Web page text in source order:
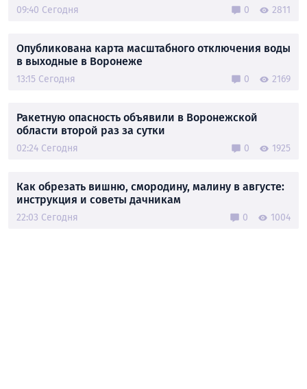
09:40 Сегодня 0 2811
Опубликована карта масштабного отключения воды
в выходные в Воронеже
13:15 Сегодня 0 2169
Ракетную опасность объявили в Воронежской
области второй раз за сутки
02:24 Сегодня 0 1925
Как обрезать вишню, смородину, малину в августе:
инструкция и советы дачникам
22:03 Сегодня 0 1004